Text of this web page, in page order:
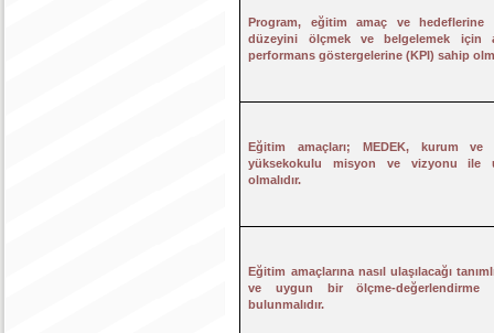
Program, eğitim amaç ve hedeflerine
düzeyini ölçmek ve belgelemek için
performans göstergelerine (KPI) sahip
Eğitim amaçları; MEDEK, kurum ve
yüksekokulu misyon ve vizyonu ile
olmalıdır.
Eğitim amaçlarına nasıl ulaşılacağı
ve uygun bir ölçme-değerlendirme
bulunmalıdır.